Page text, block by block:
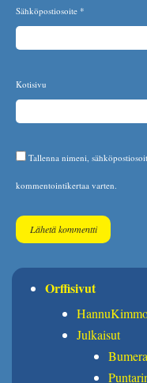
Sähköpostiosoite *
Kotisivu
Tallenna nimeni,
kommentointikertaa varten.
Orffisivut
Julkaisut